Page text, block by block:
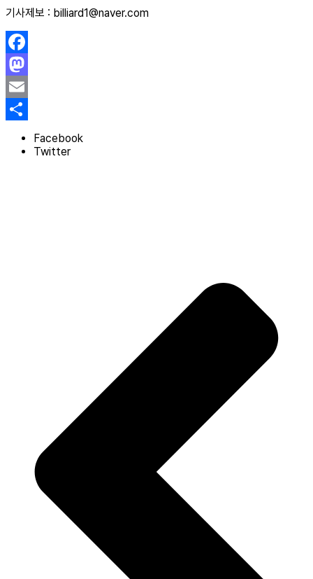
기사제보 : billiard1@naver.com
Facebook
Mastodon
Email
Share
Facebook
Twitter